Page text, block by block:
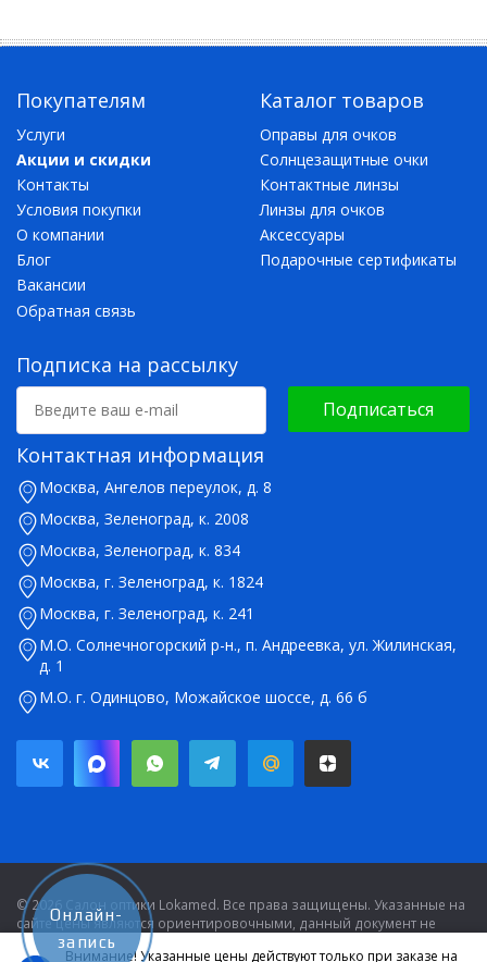
Внимание! Указанные цены действуют только при заказе на
Покупателям
Услуги
Акции и скидки
Контакты
Условия покупки
О компании
Блог
Вакансии
Обратная связь
Каталог товаров
Оправы для очков
Солнцезащитные очки
Контактные линзы
Линзы для очков
Аксессуары
Подарочные сертификаты
Подписка на рассылку
Подписаться
Контактная информация
Москва, Ангелов переулок, д. 8
Москва, Зеленоград, к. 2008
Москва, Зеленоград, к. 834
Москва, г. Зеленоград, к. 1824
Москва, г. Зеленоград, к. 241
М.О. Солнечногорский р-н., п. Андреевка, ул. Жилинская,
д. 1
М.О. г. Одинцово, Можайское шоссе, д. 66 б
© 2026 Салон оптики Lokamed. Все права защищены. Указанные на
сайте цены являются ориентировочными, данный документ не
является публичной офертой в соответствии со статьей 437.
Онлайн-
запись